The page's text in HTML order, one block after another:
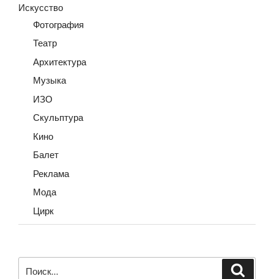
Искусство
Фотография
Театр
Архитектура
Музыка
ИЗО
Скульптура
Кино
Балет
Реклама
Мода
Цирк